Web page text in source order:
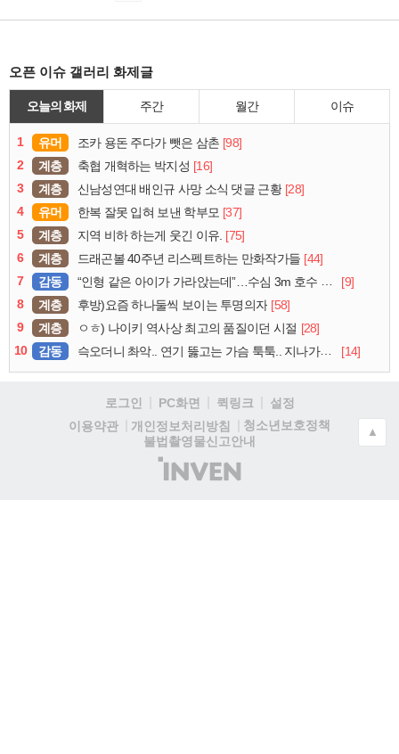
오픈 이슈 갤러리 화제글
오늘의 화제 주간 월간 이슈
1 유머 조카 용돈 주다가 뺏은 삼촌 [98]
2
계층 축협 개혁하는 박지성 [16]
3
계층 신남성연대 배인규 사망 소식 댓글 근황 [28]
4
유머 한복 잘못 입혀 보낸 학부모 [37]
5
계층 지역 비하 하는게 웃긴 이유. [75]
6
계층 드래곤볼 40주년 리스펙트하는 만화작가들 [44]
7
감동 “인형 같은 아이가 가라앉는데”…수심 3m 호수 뛰어든 60대 의인
[9]
8
계층 후방)요즘 하나둘씩 보이는 투명의자 [58]
9
계층 ㅇㅎ) 나이키 역사상 최고의 품질이던 시절 [28]
10
감동 슥오더니 촤악.. 연기 뚫고는 가슴 툭툭.. 지나가던 아재의 정체 [14]
로그인 PC화면 퀵링크
설정
이용약관
개인정보처리방침
청소년보호정책
불법촬영물신고안내
(주)
인
▲